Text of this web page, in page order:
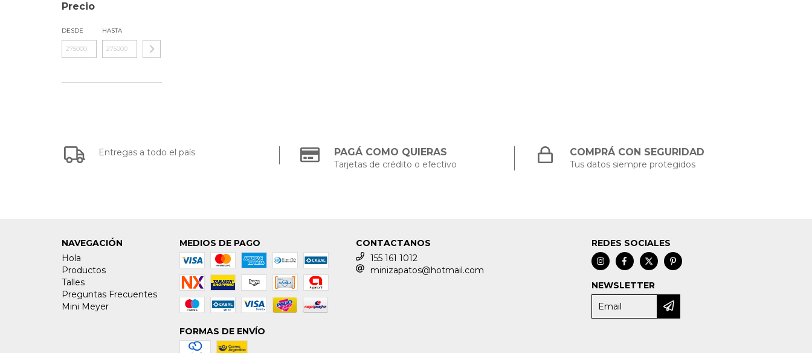
Precio
DESDE HASTA
Entregas a todo el país PAGÁ COMO QUIERAS
Tarjetas de crédito o efectivo
COMPRÁ CON SEGURIDAD
Tus datos siempre protegidos
NAVEGACIÓN
Hola
Productos
Talles
Preguntas Frecuentes
Mini Meyer
MEDIOS DE PAGO
FORMAS DE ENVÍO
CONTACTANOS
155 161 1012
minizapatos@hotmail.com
REDES SOCIALES
NEWSLETTER